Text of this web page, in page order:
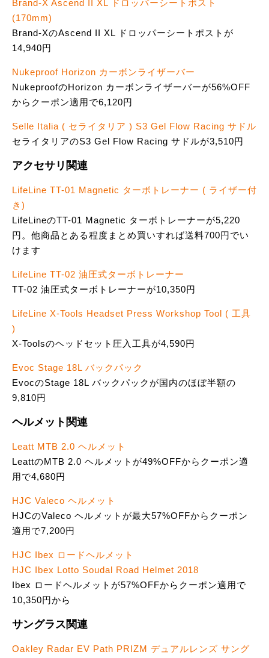
Brand-X Ascend II XL ドロッパーシートポスト
(170mm)
Brand-XのAscend II XL ドロッパーシートポストが
14,940円
Nukeproof Horizon カーボンライザーバー
NukeproofのHorizon カーボンライザーバーが56%OFF
からクーポン適用で6,120円
Selle Italia ( セライタリア ) S3 Gel Flow Racing サドル
セライタリアのS3 Gel Flow Racing サドルが3,510円
アクセサリ関連
LifeLine TT-01 Magnetic ターボトレーナー ( ライザー付
き)
LifeLineのTT-01 Magnetic ターボトレーナーが5,220
円。他商品とある程度まとめ買いすれば送料700円でい
けます
LifeLine TT-02 油圧式ターボトレーナー
TT-02 油圧式ターボトレーナーが10,350円
LifeLine X-Tools Headset Press Workshop Tool ( 工具
)
X-Toolsのヘッドセット圧入工具が4,590円
Evoc Stage 18L バックパック
EvocのStage 18L バックパックが国内のほぼ半額の
9,810円
ヘルメット関連
Leatt MTB 2.0 ヘルメット
LeattのMTB 2.0 ヘルメットが49%OFFからクーポン適
用で4,680円
HJC Valeco ヘルメット
HJCのValeco ヘルメットが最大57%OFFからクーポン
適用で7,200円
HJC Ibex ロードヘルメット
HJC Ibex Lotto Soudal Road Helmet 2018
Ibex ロードヘルメットが57%OFFからクーポン適用で
10,350円から
サングラス関連
Oakley Radar EV Path PRIZM デュアルレンズ サング